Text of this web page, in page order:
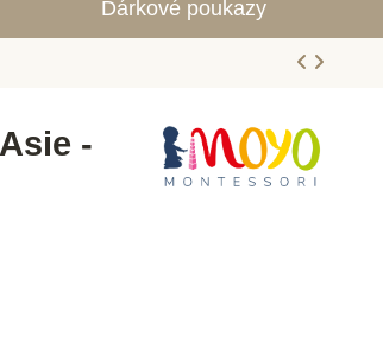
Dárkové poukazy
-